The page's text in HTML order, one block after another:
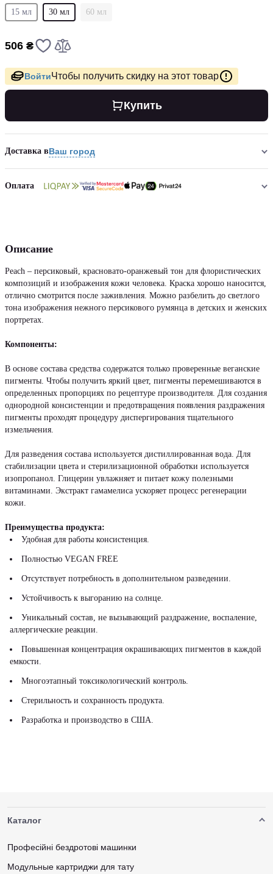
15 мл 30 мл 60 мл
506 ₴
ВойтиЧтобы получить скидку на этот товар
Купить
Доставка вВаш город
Оплата
Описание
Peach – персиковый, красновато-оранжевый тон для флористических
композиций и изображения кожи человека. Краска хорошо наносится,
отлично смотрится после заживления. Можно разбелить до светлого
тона изображения нежного персикового румянца в детских и женских
портретах.
Компоненты:
В основе состава средства содержатся только проверенные веганские
пигменты. Чтобы получить яркий цвет, пигменты перемешиваются в
определенных пропорциях по рецептуре производителя. Для создания
однородной консистенции и предотвращения появления раздражения
пигменты проходят процедуру диспергирования тщательного
измельчения.
Для разведения состава используется дистиллированная вода. Для
стабилизации цвета и стерилизационной обработки используется
изопропанол. Глицерин увлажняет и питает кожу полезными
витаминами. Экстракт гамамелиса ускоряет процесс регенерации
кожи.
Преимущества продукта:
Удобная для работы консистенция.
Полностью VEGAN FREE
Отсутствует потребность в дополнительном разведении.
Устойчивость к выгоранию на солнце.
Уникальный состав, не вызывающий раздражение, воспаление,
аллергические реакции.
Повышенная концентрация окрашивающих пигментов в каждой
емкости.
Многоэтапный токсикологический контроль.
Стерильность и сохранность продукта.
Разработка и производство в США.
Каталог
Професійні бездротові машинки
Модульные картриджи для тату